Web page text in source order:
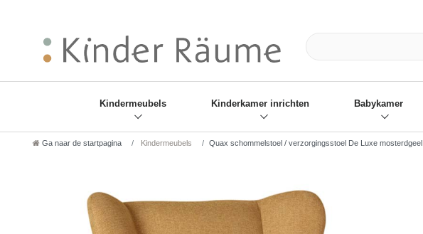
Kindermeubels Kinderkamer inrichten Babykamer
Ga naar de startpagina Kindermeubels Quax schommelstoel / verzorgingsstoel De Luxe mosterdgeel